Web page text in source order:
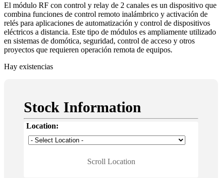
El módulo RF con control y relay de 2 canales es un dispositivo que
combina funciones de control remoto inalámbrico y activación de
relés para aplicaciones de automatización y control de dispositivos
eléctricos a distancia. Este tipo de módulos es ampliamente utilizado
en sistemas de domótica, seguridad, control de acceso y otros
proyectos que requieren operación remota de equipos.
Hay existencias
Stock Information
Location:
Scroll Location